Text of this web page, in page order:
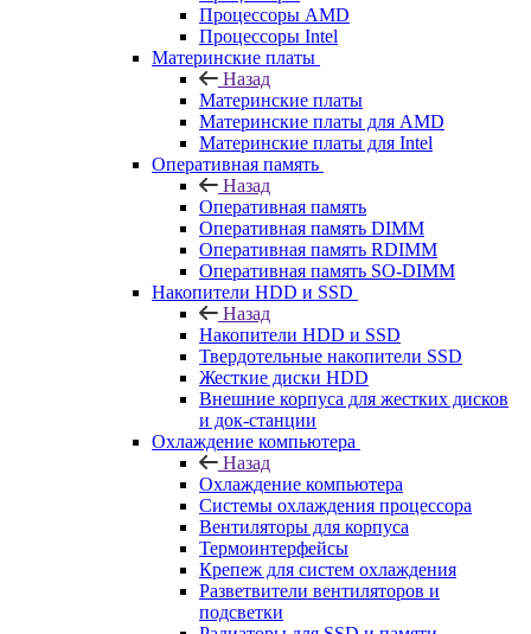
Процессоры AMD
Процессоры Intel
Материнские платы
Назад
Материнские платы
Материнские платы для AMD
Материнские платы для Intel
Оперативная память
Назад
Оперативная память
Оперативная память DIMM
Оперативная память RDIMM
Оперативная память SO-DIMM
Накопители HDD и SSD
Назад
Накопители HDD и SSD
Твердотельные накопители SSD
Жесткие диски HDD
Внешние корпуса для жестких дисков
и док-станции
Охлаждение компьютера
Назад
Охлаждение компьютера
Системы охлаждения процессора
Вентиляторы для корпуса
Термоинтерфейсы
Крепеж для систем охлаждения
Разветвители вентиляторов и
подсветки